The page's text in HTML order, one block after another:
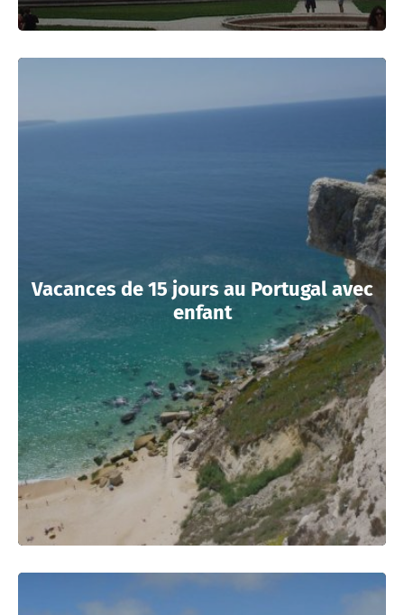
Vacances de 15 jours au Portugal avec
enfant